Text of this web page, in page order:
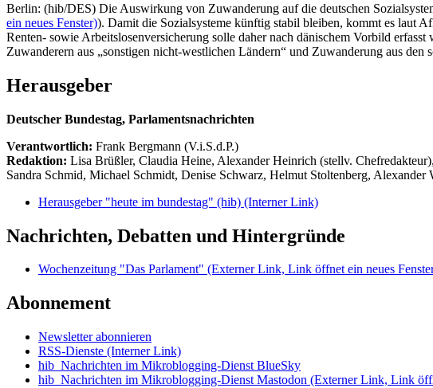
Berlin: (hib/DES) Die Auswirkung von Zuwanderung auf die deutschen
ein neues Fenster)). Damit die Sozialsysteme künftig stabil bleiben, kommt es laut
Renten- sowie Arbeitslosenversicherung solle daher nach dänischem Vorbild
Zuwanderern aus „sonstigen nicht-westlichen Ländern“ und Zuwanderung aus
Herausgeber
Deutscher Bundestag, Parlamentsnachrichten
Verantwortlich: Frank Bergmann (V.i.S.d.P.)
Redaktion: Lisa Brüßler, Claudia Heine, Alexander Heinrich (stellv.
Sandra Schmid, Michael Schmidt, Denise Schwarz, Helmut Stoltenberg, Alexander
Herausgeber "heute im bundestag" (hib) (Interner Link)
Nachrichten, Debatten und Hintergründe
Wochenzeitung "Das Parlament" (Externer Link, Link öffnet ein neues
Abonnement
Newsletter abonnieren
RSS-Dienste (Interner Link)
hib_Nachrichten im Mikroblogging-Dienst BlueSky
hib_Nachrichten im Mikroblogging-Dienst Mastodon (Externer Link, Link